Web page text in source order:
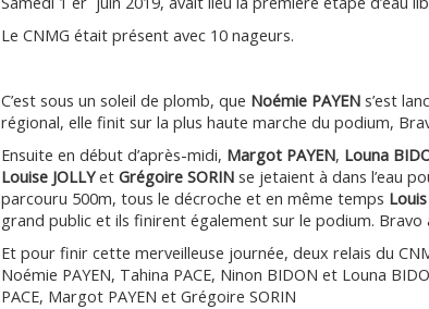
Le CNMG était présent avec 10 nageurs.
C’est sous un soleil de plomb, que Noémie PAYEN s’est
régional, elle finit sur la plus haute marche du podium,
Ensuite en début d’après-midi, Margot PAYEN, Louna
Louise JOLLYet Grégoire SORIN se jetaient à dans l’eau
parcouru 500m, tous le décroche et en même temps
grand public et ils finirent également sur le podium. Bravo
Et pour finir cette merveilleuse journée, deux relais du
Noémie PAYEN, Tahina PACE, Ninon BIDON et Louna
PACE, Margot PAYEN et Grégoire SORIN